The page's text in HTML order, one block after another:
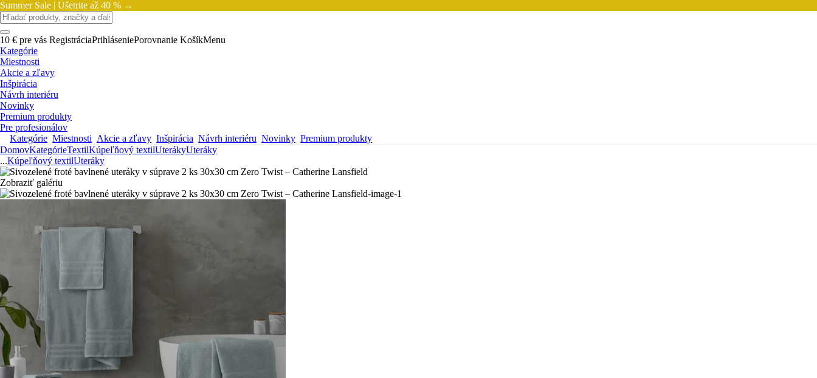
Summer Sale | Ušetrite až 40 % →
10 € pre vás RegistráciaPrihláseniePorovnanie KošíkMenu
Kategórie
Miestnosti
Akcie a zľavy
Inšpirácia
Návrh interiéru
Novinky
Premium produkty
Pre profesionálov
Kategórie Miestnosti Akcie a zľavy Inšpirácia Návrh interiéru Novinky Premium produkty
DomovKategórieTextilKúpeľňový textilUterákyUteráky
...Kúpeľňový textilUteráky
Zobraziť galériu